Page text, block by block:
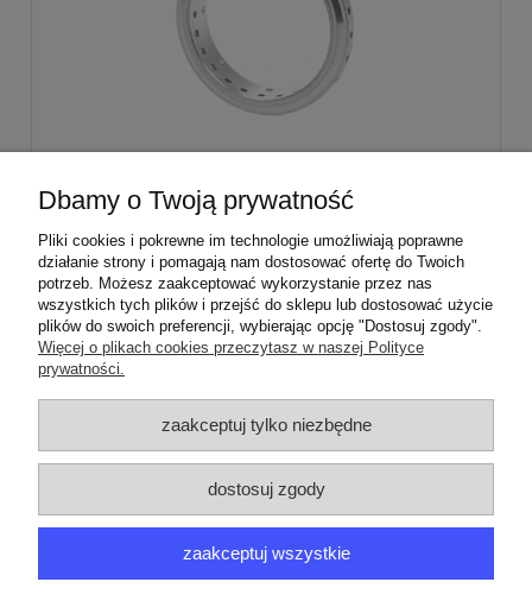
Stabilizator palnika średniego Sabaf Amica
Mastercook
29,00 zł
ZAMÓWIENIA
PRODUCENCI
MOJE KONTO
Dbamy o Twoją prywatność
Pliki cookies i pokrewne im technologie umożliwiają poprawne
działanie strony i pomagają nam dostosować ofertę do Twoich
potrzeb. Możesz zaakceptować wykorzystanie przez nas
wszystkich tych plików i przejść do sklepu lub dostosować użycie
plików do swoich preferencji, wybierając opcję "Dostosuj zgody".
Więcej o plikach cookies przeczytasz w naszej Polityce
prywatności.
zaakceptuj tylko niezbędne
dostosuj zgody
zaakceptuj wszystkie